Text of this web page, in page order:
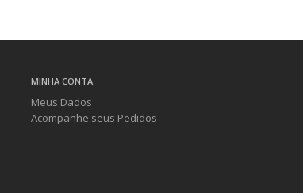
MINHA CONTA
Meus Dados
Acompanhe seus Pedidos